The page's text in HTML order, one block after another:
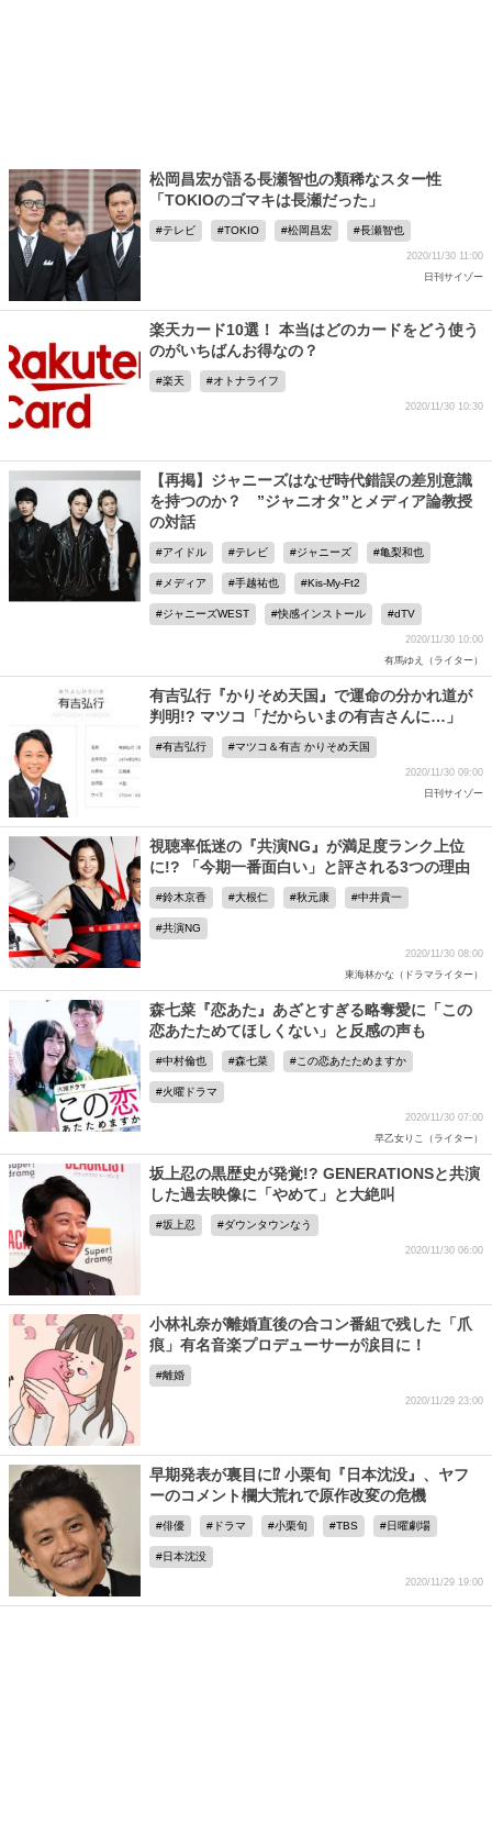
松岡昌宏が語る長瀬智也の類稀なスター性
「TOKIOのゴマキは長瀬だった」
テレビ TOKIO 松岡昌宏 長瀬智也
2020/11/30 11:00
日刊サイゾー
楽天カード10選！ 本当はどのカードをどう使う
のがいちばんお得なの？
楽天 オトナライフ
2020/11/30 10:30
【再掲】ジャニーズはなぜ時代錯誤の差別意識
を持つのか？ ”ジャニオタ”とメディア論教授
の対話
アイドル テレビ ジャニーズ 亀梨和也
メディア 手越祐也 Kis-My-Ft2
ジャニーズWEST 快感インストール dTV
2020/11/30 10:00
有馬ゆえ（ライター）
有吉弘行『かりそめ天国』で運命の分かれ道が
判明!? マツコ「だからいまの有吉さんに…」
有吉弘行 マツコ＆有吉 かりそめ天国
2020/11/30 09:00
日刊サイゾー
視聴率低迷の『共演NG』が満足度ランク上位
に!? 「今期一番面白い」と評される3つの理由
鈴木京香 大根仁 秋元康 中井貴一
共演NG
2020/11/30 08:00
東海林かな（ドラマライター）
森七菜『恋あた』あざとすぎる略奪愛に「この
恋あたためてほしくない」と反感の声も
中村倫也 森七菜 この恋あたためますか
火曜ドラマ
2020/11/30 07:00
早乙女りこ（ライター）
坂上忍の黒歴史が発覚!? GENERATIONSと共演
した過去映像に「やめて」と大絶叫
坂上忍 ダウンタウンなう
2020/11/30 06:00
小林礼奈が離婚直後の合コン番組で残した「爪
痕」有名音楽プロデューサーが涙目に！
離婚
2020/11/29 23:00
早期発表が裏目に⁉ 小栗旬『日本沈没』、ヤフ
ーのコメント欄大荒れで原作改変の危機
俳優 ドラマ 小栗旬 TBS 日曜劇場
日本沈没
2020/11/29 19:00